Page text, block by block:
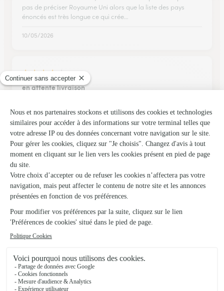
pas de préciser Royaume Uni alors que la liste des pays
énoncés est très longue ce qui crée…
10/05/2026
★ ★ ★ ★
★
en attente livraison
20/01/2026
★ ★ ★ ★ ★
efficacité
Livraison des fleurs et des chocolats pour les 102 ans de notre
tante comme demandé. Les frais annexes ( port ...) gonflent la
13/02/2026
★ ★ ★ ★ ★
Je voulais pas de fleurs et ce bouquet…
Je voulais pas de fleurs et ce bouquet gourmand c était